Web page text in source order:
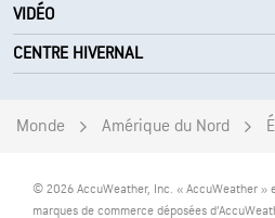
VIDÉO
CENTRE HIVERNAL
Monde Amérique du Nord
© 2026 AccuWeather, Inc. « AccuWeather »
marques de commerce déposées